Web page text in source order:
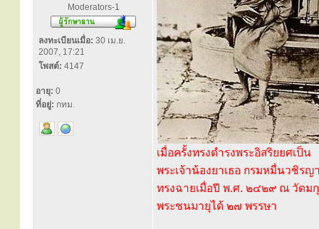
Moderators-1
ลงทะเบียนเมื่อ: 30 เม.ย.
2007, 17:21
โพสต์: 4147
อายุ: 0
ที่อยู่: กทม.
เมื่อครั้งทรงดำรงพระอิสริยยศเป็น
พระเจ้าน้องยาเธอ กรมหมื่นวชิรญ
ทรงฉายเมื่อปี พ.ศ. ๒๔๒๙ ณ วัดม
พระชนมายุได้ ๒๗ พรรษา